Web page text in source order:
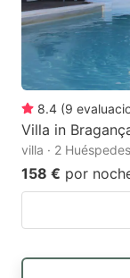
8.4 (9
Villa in
villa · 2
158 € por